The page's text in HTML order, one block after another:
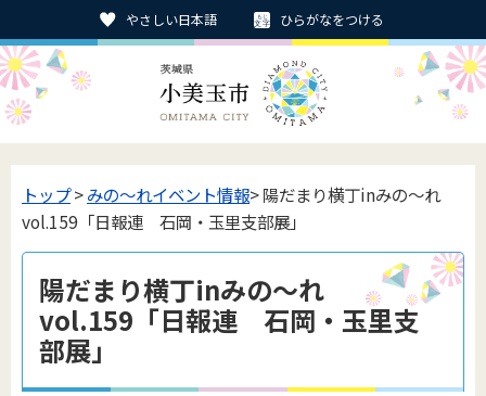
やさしい日本語 ひらがなをつける
トップ>みの〜れイベント情報> 陽だまり横丁inみの～れ
vol.159「日報連 石岡・玉里支部展」
陽だまり横丁inみの～れ
vol.159「日報連 石岡・玉里支
部展」